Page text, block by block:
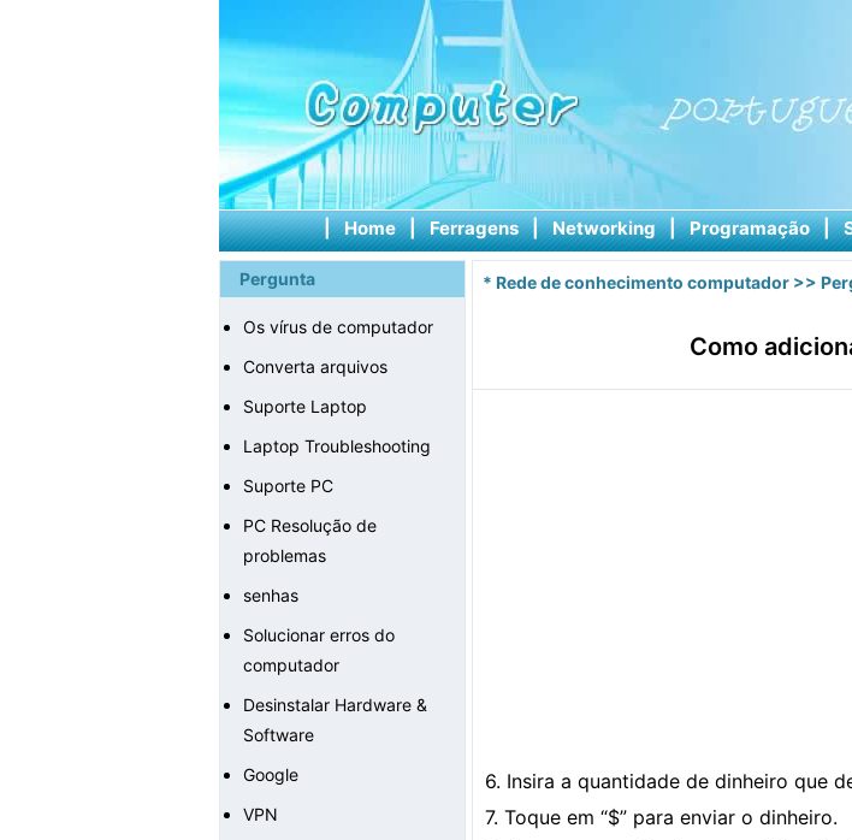
| Home | Ferragens | Networking | Programação |
Pergunta
Os vírus de computador
Converta arquivos
Suporte Laptop
Laptop Troubleshooting
Suporte PC
PC Resolução de
problemas
senhas
Solucionar erros do
computador
Desinstalar Hardware &
Software
Google
VPN
* Rede de conhecimento computador >>
Como
6. Insira a quantidade de dinheiro que
7. Toque em “$” para enviar o dinheiro.